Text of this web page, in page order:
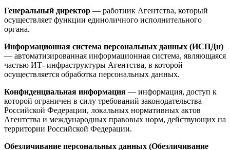
Генеральный директор — работник Агентства, который
осуществляет функции единоличного исполнительного
органа.
Информационная система персональных данных (ИСПДн)
— автоматизированная информационная система, являющаяся
частью ИТ- инфраструктуры Агентства, в которой
осуществляется обработка персональных данных.
Конфиденциальная информация — информация, доступ к
которой ограничен в силу требований законодательства
Российской Федерации, локальных нормативных актов
Агентства и международных правовых норм, действующих на
территории Российской Федерации.
Обезличивание персональных данных (Обезличивание